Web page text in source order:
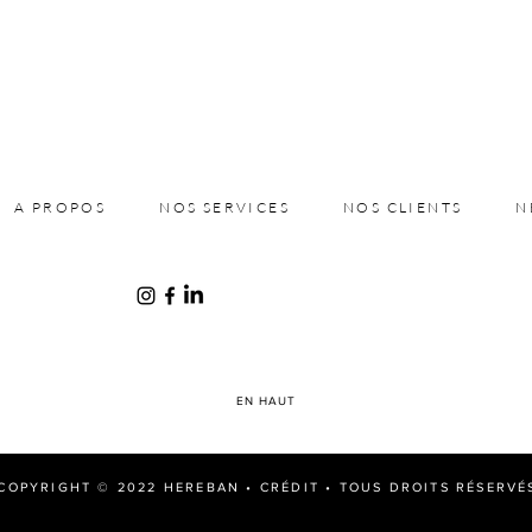
A PROPOS NOS SERVICES NOS CLIENTS
EN HAUT
© 2022 HEREBAN • CRÉDIT• TOUS DROITS